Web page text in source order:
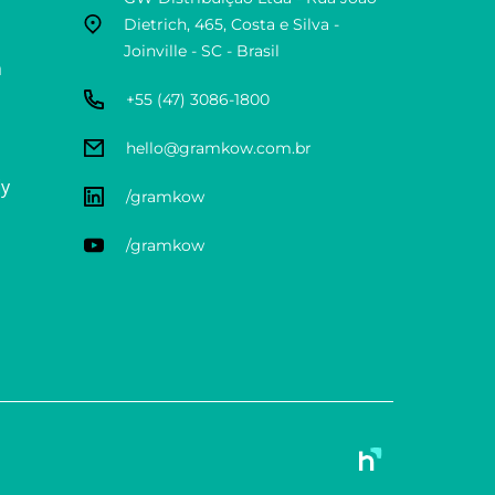
Dietrich, 465, Costa e Silva -
Joinville - SC - Brasil
+55 (47) 3086-1800
hello@gramkow.com.br
/gramkow
/gramkow